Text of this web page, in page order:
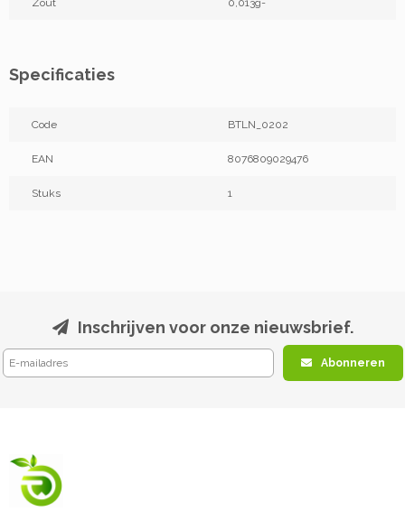
Zout 0,013g-
Specificaties
Code BTLN_0202
EAN 8076809029476
Stuks 1
Inschrijven voor onze nieuwsbrief.
Abonneren